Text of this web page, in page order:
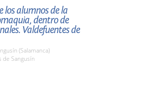
los alumnos de la
dentro de
Valdefuentes de
(Salamanca)
de Sangusín